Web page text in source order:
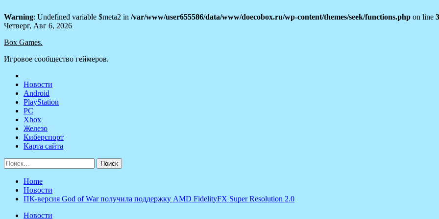
Warning: Undefined variable $meta2 in /var/www/user655586/data/www/doecobox.ru/wp-content/themes/seek/functions.php on line
Skip
content
Четверг, Авг 6, 2026
Box Games.
Игровое сообщество геймеров.
Новости
Android
PlayStation
PC
Xbox
Железо
Киберспорт
Карта сайта
Найти:
Home
Новости
ПК-версия God of War получила поддержку AMD FidelityFX Super Resolution 2.0
Новости